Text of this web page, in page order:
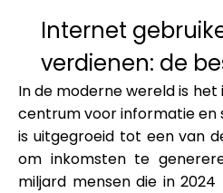
Merken
Internet
verdienen: de
In de moderne wereld is
centrum voor informatie
is uitgegroeid tot een van
om inkomsten te
miljard mensen die in